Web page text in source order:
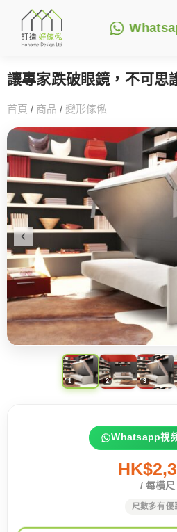
讓專家跌破眼鏡，不可思
首頁 / 商品 / 變形傢俬
Whatsapp視
/ 每橫尺
尺數多有優